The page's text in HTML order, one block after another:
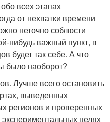
всех этапах
от нехватки времени
неточно соблюсти
нибудь важный пункт, в
будет так себе. А что
было наоборот?
Лучше всего остановить
выведенных
регионов и проверенных
целях